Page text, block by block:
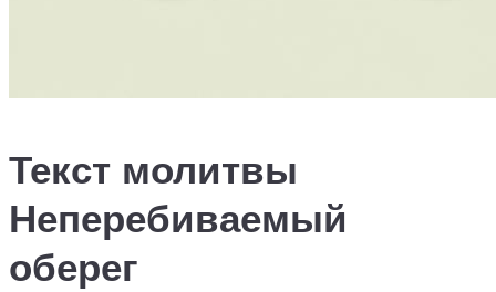
Текст молитвы
Неперебиваемый
оберег